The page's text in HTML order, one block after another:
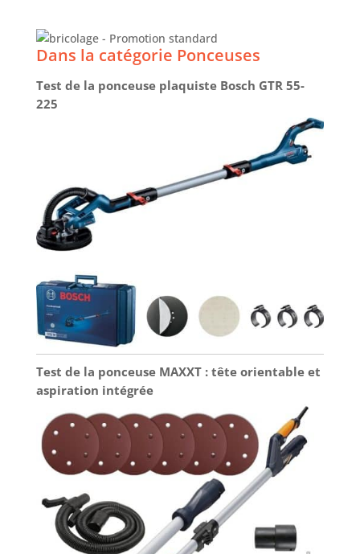
petites et moyennes surfaces.
Dans la catégorie Ponceuses
Test de la ponceuse plaquiste Bosch GTR 55-
225
Test de la ponceuse MAXXT : tête orientable et
aspiration intégrée